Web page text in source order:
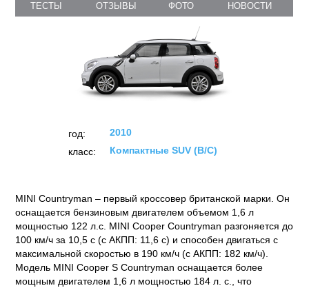
ТЕСТЫ ОТЗЫВЫ ФОТО НОВОСТИ
год:
2010
класс:
Компактные SUV (B/C)
MINI Countryman – первый кроссовер британской марки. Он
оснащается бензиновым двигателем объемом 1,6 л
мощностью 122 л.с. MINI Cooper Countryman разгоняется до
100 км/ч за 10,5 с (с АКПП: 11,6 с) и способен двигаться с
максимальной скоростью в 190 км/ч (с АКПП: 182 км/ч).
Модель MINI Cooper S Countryman оснащается более
мощным двигателем 1,6 л мощностью 184 л. с., что